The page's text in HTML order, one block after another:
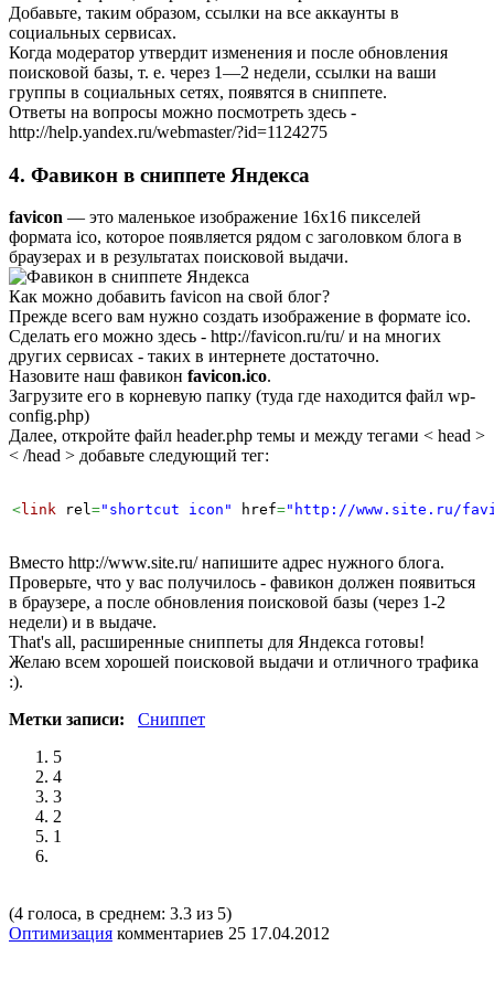
Добавьте, таким образом, ссылки на все аккаунты в
социальных сервисах.
Когда модератор утвердит изменения и после обновления
поисковой базы, т. е. через 1—2 недели, ссылки на ваши
группы в социальных сетях, появятся в сниппете.
Ответы на вопросы можно посмотреть здесь -
http://help.yandex.ru/webmaster/?id=1124275
4. Фавикон в сниппете Яндекса
favicon — это маленькое изображение 16х16 пикселей
формата ico, которое появляется рядом с заголовком блога в
браузерах и в результатах поисковой выдачи.
Как можно добавить favicon на свой блог?
Прежде всего вам нужно создать изображение в формате ico.
Сделать его можно здесь - http://favicon.ru/ru/и на многих
других сервисах - таких в интернете достаточно.
Назовите наш фавикон favicon.ico.
Загрузите его в корневую папку (туда где находится файл wp-
config.php)
Далее, откройте файл header.php темы и между тегами < head >
< /head > добавьте следующий тег:
<link rel="shortcut icon" href="http://www.site.ru/
Вместо http://www.site.ru/напишите адрес нужного блога.
Проверьте, что у вас получилось - фавикон должен появиться
в браузере, а после обновления поисковой базы (через 1-2
недели) и в выдаче.
That's all, расширенные сниппеты для Яндекса готовы!
Желаю всем хорошей поисковой выдачи и отличного трафика
:).
Метки записи:
Сниппет
5
4
3
2
1
(4 голоса, в среднем: 3.3 из 5)
Оптимизация комментариев 25 17.04.2012